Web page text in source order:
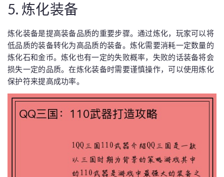
5. 炼化装备
炼化装备是提高装备品质的重要步骤。通过炼化，玩家可以将
低品质的装备转化为高品质的装备。炼化需要消耗一定数量的
炼化石和金币。炼化也有一定的失败概率，失败的话装备将会
损失一定的品质。在炼化装备时需要谨慎操作，可以使用炼化
保护符来提高成功率。